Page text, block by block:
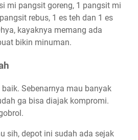
mi pangsit goreng, 1 pangsit mi
rebus, 1 es teh dan 1 es
kayaknya memang ada
bikin minuman.
Sebenarnya mau banyak
ga bisa diajak kompromi.
sih, depot ini sudah ada sejak